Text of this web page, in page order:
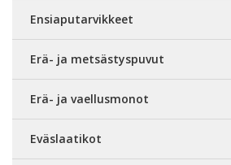
Ensiaputarvikkeet
Erä- ja metsästyspuvut
Erä- ja vaellusmonot
Eväslaatikot